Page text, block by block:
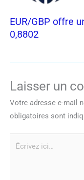
EUR/GBP offre
0,8802
Laisser un
Votre adresse e-mail
obligatoires sont